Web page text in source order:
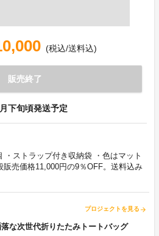
(税込/送料込)
販売終了
下旬頃発送予定
・ストラップ付き収納袋 ・色はマット
売価格11,000円の9％OFF。送料込み
プロジェクトを見る arrow_forward
な次世代折りたたみトートバッグ